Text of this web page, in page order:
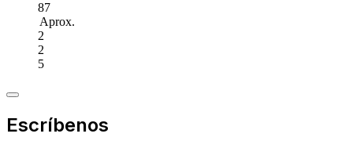
87
Aprox.
2
2
5
Escríbenos